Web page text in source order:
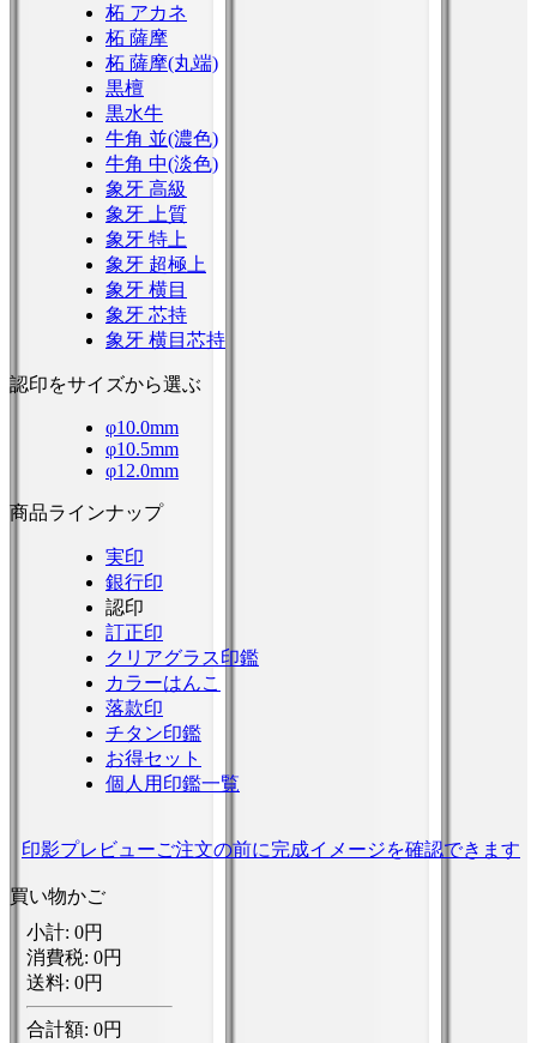
柘 アカネ
柘 薩摩
柘 薩摩(丸端)
黒檀
黒水牛
牛角 並(濃色)
牛角 中(淡色)
象牙 高級
象牙 上質
象牙 特上
象牙 超極上
象牙 横目
象牙 芯持
象牙 横目芯持
認印をサイズから選ぶ
φ10.0mm
φ10.5mm
φ12.0mm
商品ラインナップ
実印
銀行印
認印
訂正印
クリアグラス印鑑
カラーはんこ
落款印
チタン印鑑
お得セット
個人用印鑑一覧
印影プレビューご注文の前に完成イメージを確認できます
買い物かご